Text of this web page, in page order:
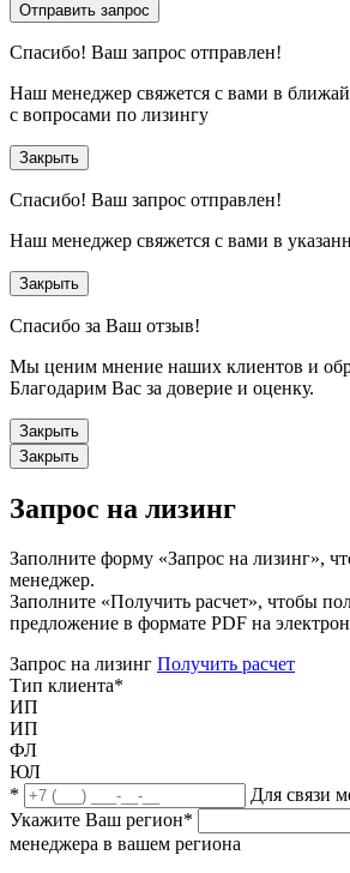
Отправить запрос
Спасибо! Ваш запрос отправлен!
Наш менеджер свяжется с вами в
с вопросами по лизингу
Закрыть
Спасибо! Ваш запрос отправлен!
Наш менеджер свяжется с вами в
Закрыть
Спасибо за Ваш отзыв!
Мы ценим мнение наших клиентов и
Благодарим Вас за доверие и оценку.
Закрыть
Закрыть
Запрос на лизинг
Заполните форму «Запрос на лизинг»,
менеджер.
Заполните «Получить расчет», чтобы
предложение в формате PDF на
Запрос на лизинг Получить расчет
Тип клиента*
ИП
ИП
ФЛ
ЮЛ
*
Для связи
Укажите Ваш регион*
менеджера в вашем региона